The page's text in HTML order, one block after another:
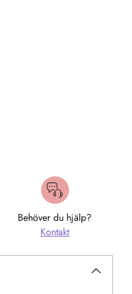
Behöver du hjälp?
Kontakt